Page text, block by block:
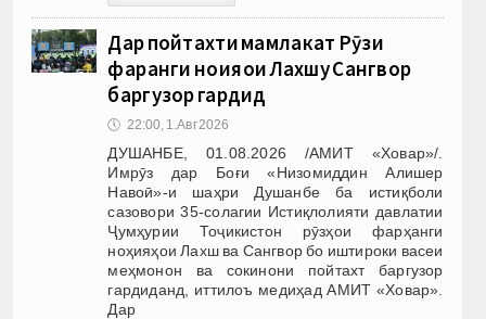
Дар пойтахти мамлакат Рӯзи
фарҳанги ноҳияҳои Лахшу Сангвор
баргузор гардид
🕔 22:00, 1.Авг 2026
ДУШАНБЕ, 01.08.2026 /АМИТ «Ховар»/.
Имрӯз дар Боғи «Низомиддин Алишер
Навоӣ»-и шаҳри Душанбе ба истиқболи
сазовори 35-солагии Истиқлолияти давлатии
Ҷумҳурии Тоҷикистон рӯзҳои фарҳанги
ноҳияҳои Лахш ва Сангвор бо иштироки васеи
меҳмонон ва сокинони пойтахт баргузор
гардиданд, иттилоъ медиҳад АМИТ «Ховар».
Дар